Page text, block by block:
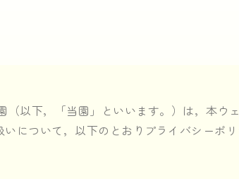
以下，「当園」といいます。）は，本
について，以下のとおりプライバシーポ